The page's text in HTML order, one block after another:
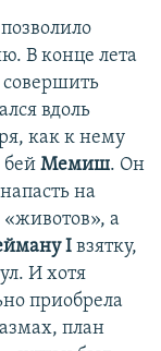
В конце лета
совершить
вдоль
как к нему
бей Мемиш. Он
на
а
I взятку,
И хотя
приобрела
план